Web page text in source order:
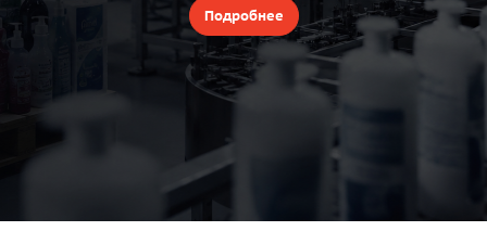
Подробнее